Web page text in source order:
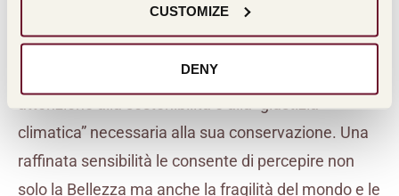
CUSTOMIZE
DENY
Per l’impegno, le pubblicazioni e le collaborazioni
che collocano lei e la sua opera in una dimensione
di incanto per il Bello e il Buono della natura, con
climatica” necessaria alla sua conservazione. Una
raffinata sensibilità le consente di percepire non
solo la Bellezza ma anche la fragilità del mondo e le